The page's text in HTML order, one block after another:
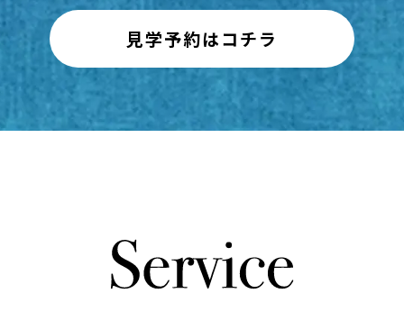
見学予約はコチラ